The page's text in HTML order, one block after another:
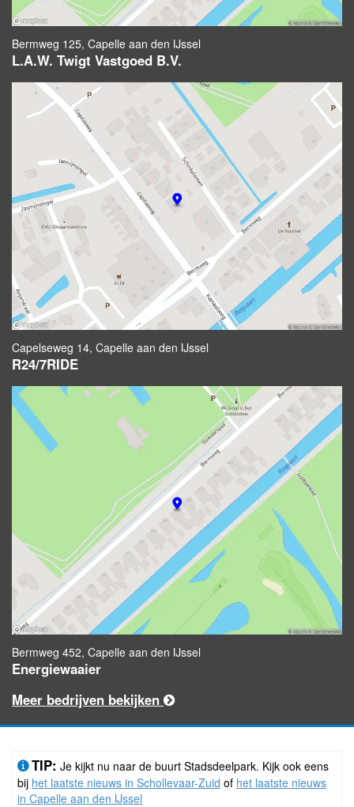
Bermweg 125, Capelle aan den IJssel
L.A.W. Twigt Vastgoed B.V.
Capelseweg 14, Capelle aan den IJssel
R24/7RIDE
Bermweg 452, Capelle aan den IJssel
Energiewaaier
Meer bedrijven bekijken
TIP: Je kijkt nu naar de buurt Stadsdeelpark. Kijk ook eens
bij het laatste nieuws in Schollevaar-Zuid of het laatste nieuws
in Capelle aan den IJssel